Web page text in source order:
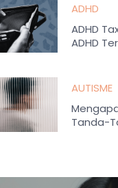
ADHD
ADHD
ADHD
AUTISME
Tanda-